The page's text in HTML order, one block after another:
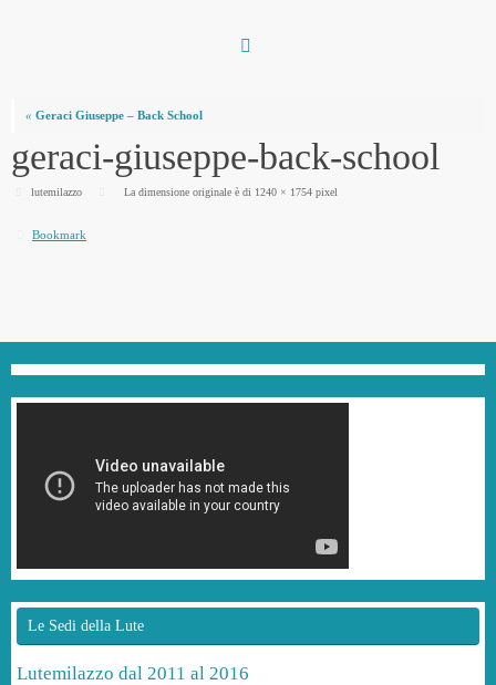
« Geraci Giuseppe – Back School
geraci-giuseppe-back-school
lutemilazzo La dimensione originale è di 1240 × 1754 pixel
Bookmark
Le Sedi della Lute
Lutemilazzo dal 2011 al 2016